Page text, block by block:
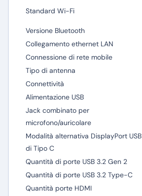
Standard Wi-Fi
Versione Bluetooth
Collegamento ethernet LAN
Connessione di rete mobile
Tipo di antenna
Connettività
Alimentazione USB
Jack combinato per
microfono/auricolare
Modalità alternativa DisplayPort USB
di Tipo C
Quantità di porte USB 3.2 Gen 2
Quantità di porte USB 3.2 Type-C
Quantità porte HDMI